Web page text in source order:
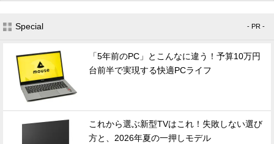
Special - PR -
「5年前のPC」とこんなに違う！予算10万円
台前半で実現する快適PCライフ
これから選ぶ新型TVはこれ！失敗しない選び
方と、2026年夏の一押しモデル